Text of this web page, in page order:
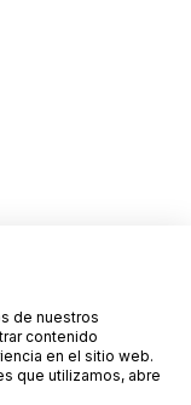
de nuestros
contenido
en el sitio web.
que utilizamos, abre